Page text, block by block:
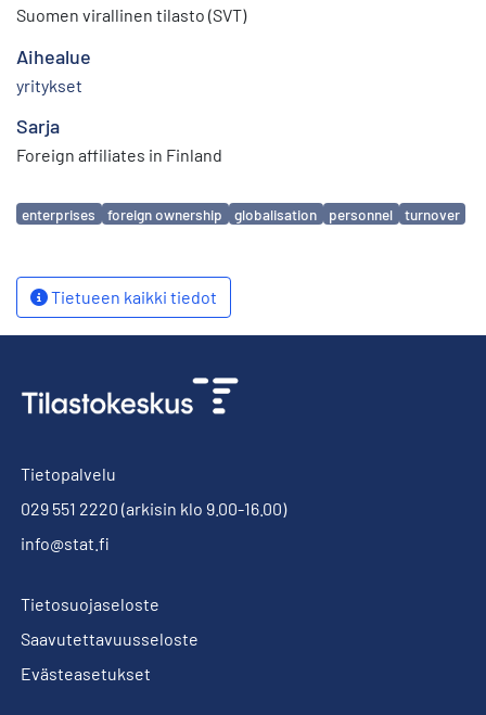
Suomen virallinen tilasto (SVT)
Aihealue
yritykset
Sarja
Foreign affiliates in Finland
Avainsanat
enterprises foreign ownership globalisation personnel turnover
Tietueen kaikki tiedot
Tietopalvelu
029 551 2220 (arkisin klo 9.00-16.00)
info@stat.fi
Tietosuojaseloste
Saavutettavuusseloste
Evästeasetukset